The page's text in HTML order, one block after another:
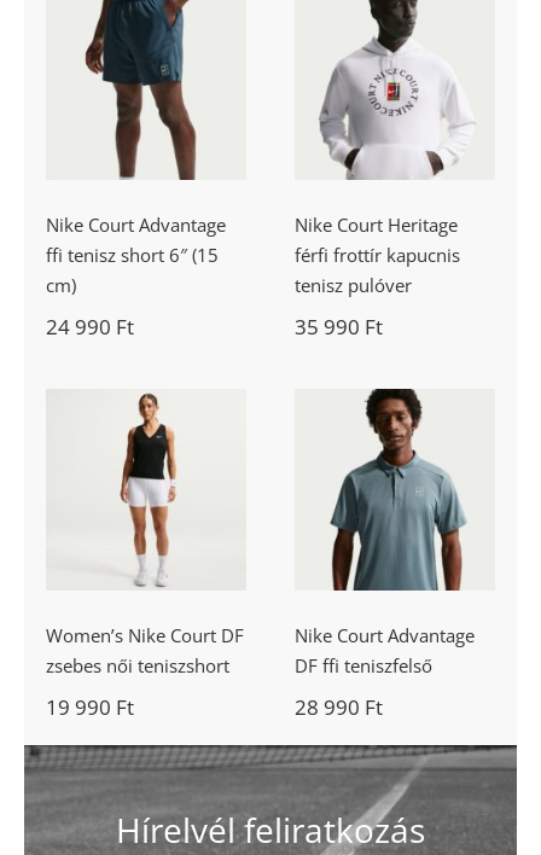
Nike Court
Advantage ffi
tenisz short 6″
(15 cm)
Nike Court Advantage
ffi tenisz short 6″ (15
cm)
24 990 Ft
Nike Court
Heritage férfi
frottír kapucnis
tenisz pulóver
Nike Court Heritage
férfi frottír kapucnis
tenisz pulóver
35 990 Ft
Women’s Nike
Court DF
zsebes női
teniszshort
Women’s Nike Court DF
zsebes női teniszshort
19 990 Ft
Nike Court
Advantage DF
ffi teniszfelső
Nike Court Advantage
DF ffi teniszfelső
28 990 Ft
Hírelvél feliratkozás